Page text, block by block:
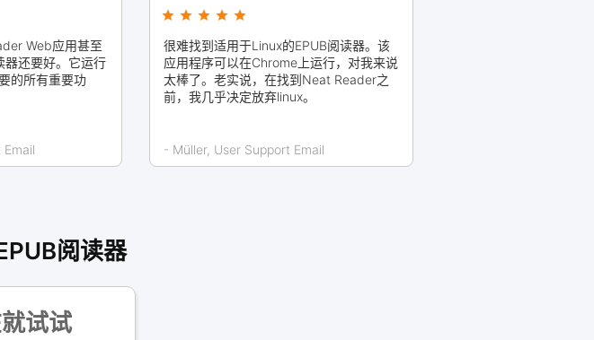
Web应用甚至
器还要好。它运行
的所有重要功
很难找到适用于Linux的EPUB阅读器。该
应用程序可以在Chrome上运行，对我来说
太棒了。老实说，在找到Neat Reader之
前，我几乎决定放弃linux。
- Müller, User Support Email
阅读器
试试